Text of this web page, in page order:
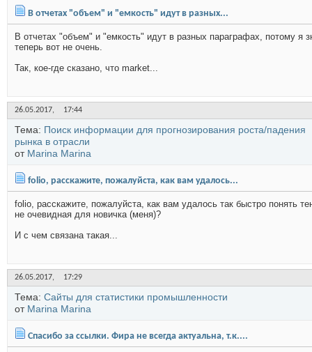
В отчетах "объем" и "емкость" идут в разных...
В отчетах "объем" и "емкость" идут в разных параграфах, потому
теперь вот не очень.
Так, кое-где сказано, что market...
26.05.2017, 17:44
Тема: Поиск информации для прогнозирования роста/падения
рынка в отрасли
от Marina Marina
folio, расскажите, пожалуйста, как вам удалось...
folio, расскажите, пожалуйста, как вам удалось так быстро понять
не очевидная для новичка (меня)?
И с чем связана такая...
26.05.2017, 17:29
Тема: Сайты для статистики промышленности
от Marina Marina
Спасибо за ссылки. Фира не всегда актуальна, т.к....